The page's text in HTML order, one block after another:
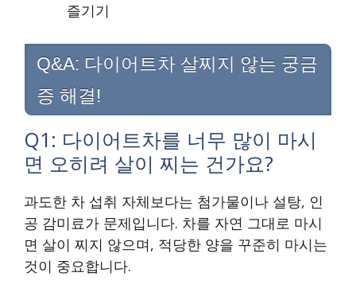
즐기기
Q&A: 다이어트차 살찌지 않는 궁금
증 해결!
Q1: 다이어트차를 너무 많이 마시
면 오히려 살이 찌는 건가요?
과도한 차 섭취 자체보다는 첨가물이나 설탕, 인
공 감미료가 문제입니다. 차를 자연 그대로 마시
면 살이 찌지 않으며, 적당한 양을 꾸준히 마시는
것이 중요합니다.